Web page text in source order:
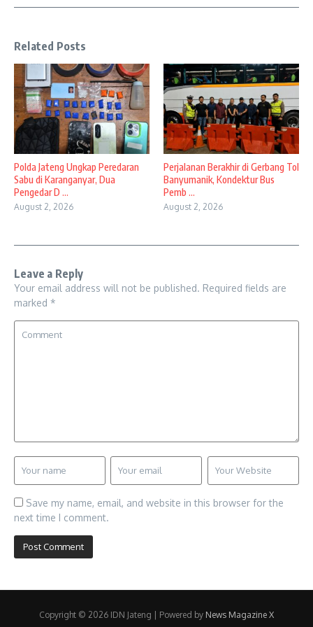
Related Posts
Polda Jateng Ungkap Peredaran
Sabu di Karanganyar, Dua
Pengedar D ...
August 2, 2026
Perjalanan Berakhir di Gerbang Tol
Banyumanik, Kondektur Bus
Pemb ...
August 2, 2026
Leave a Reply
Your email address will not be published. Required fields are
marked *
Save my name, email, and website in this browser for the
next time I comment.
Copyright © 2026 IDN Jateng | Powered by News Magazine X